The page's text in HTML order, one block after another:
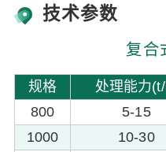
技术参数
复合
规格 处理能力
800
5-15
1000
10-30